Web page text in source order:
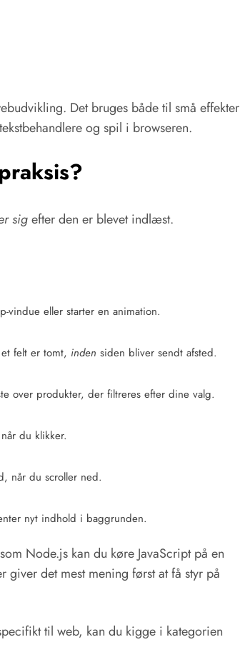
Det bruges både til små effekter
og spil i browseren.
sigefter den er blevet indlæst.
vindue eller starter en animation.
felt er tomt, inden siden bliver sendt afsted.
over produkter, der filtreres efter dine valg.
du klikker.
når du scroller ned.
nyt indhold i baggrunden.
Node.js kan du køre JavaScript på en
giver det mest mening først at få styr på
til web, kan du kigge i kategorien